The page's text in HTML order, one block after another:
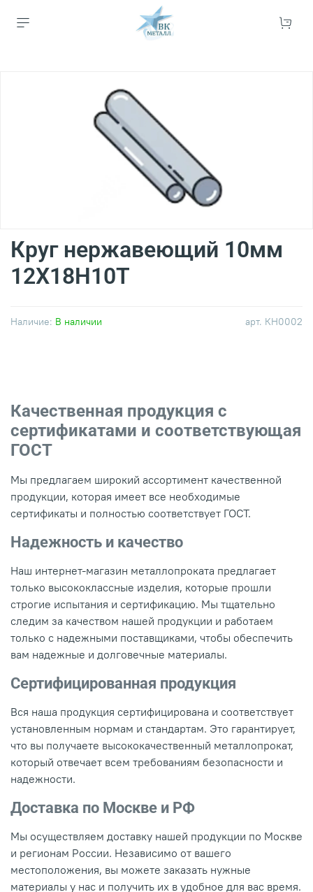
арт. КН0002
Наличие: В наличии
Круг нержавеющий 10мм
12Х18Н10Т
Качественная продукция с
сертификатами и соответствующая
ГОСТ
Мы предлагаем широкий ассортимент качественной
продукции, которая имеет все необходимые
сертификаты и полностью соответствует ГОСТ.
Надежность и качество
Наш интернет-магазин металлопроката предлагает
только высококлассные изделия, которые прошли
строгие испытания и сертификацию. Мы тщательно
следим за качеством нашей продукции и работаем
только с надежными поставщиками, чтобы обеспечить
вам надежные и долговечные материалы.
Сертифицированная продукция
Вся наша продукция сертифицирована и соответствует
установленным нормам и стандартам. Это гарантирует,
что вы получаете высококачественный металлопрокат,
который отвечает всем требованиям безопасности и
надежности.
Доставка по Москве и РФ
Мы осуществляем доставку нашей продукции по Москве
и регионам России. Независимо от вашего
местоположения, вы можете заказать нужные
материалы у нас и получить их в удобное для вас время.